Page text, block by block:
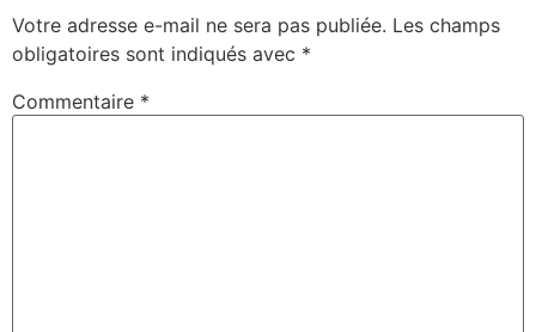
Votre adresse e-mail ne sera pas publiée. Les champs
obligatoires sont indiqués avec *
Commentaire *